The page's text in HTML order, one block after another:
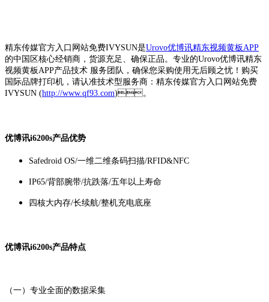
精东传媒官方入口网站免费IVYSUN是Urovo优博讯精东视频黄板APP
的中国区核心经销商，货源充足、确保正品。专业的Urovo优博讯精东
视频黄板APP产品技术 服务团队，确保您采购使用无后顾之忧！购买
国际品牌打印机，请认准技术型服务商：精东传媒官方入口网站免费
IVYSUN (http://www.qf93.com)。
优博讯i6200s产品优势
Safedroid OS/一维二维条码扫描/RFID&NFC
IP65/背部腕带/抗跌落/五年以上寿命
四核大内存/长续航/整机充电底座
优博讯i6200s产品特点
（一）专业全面的数据采集